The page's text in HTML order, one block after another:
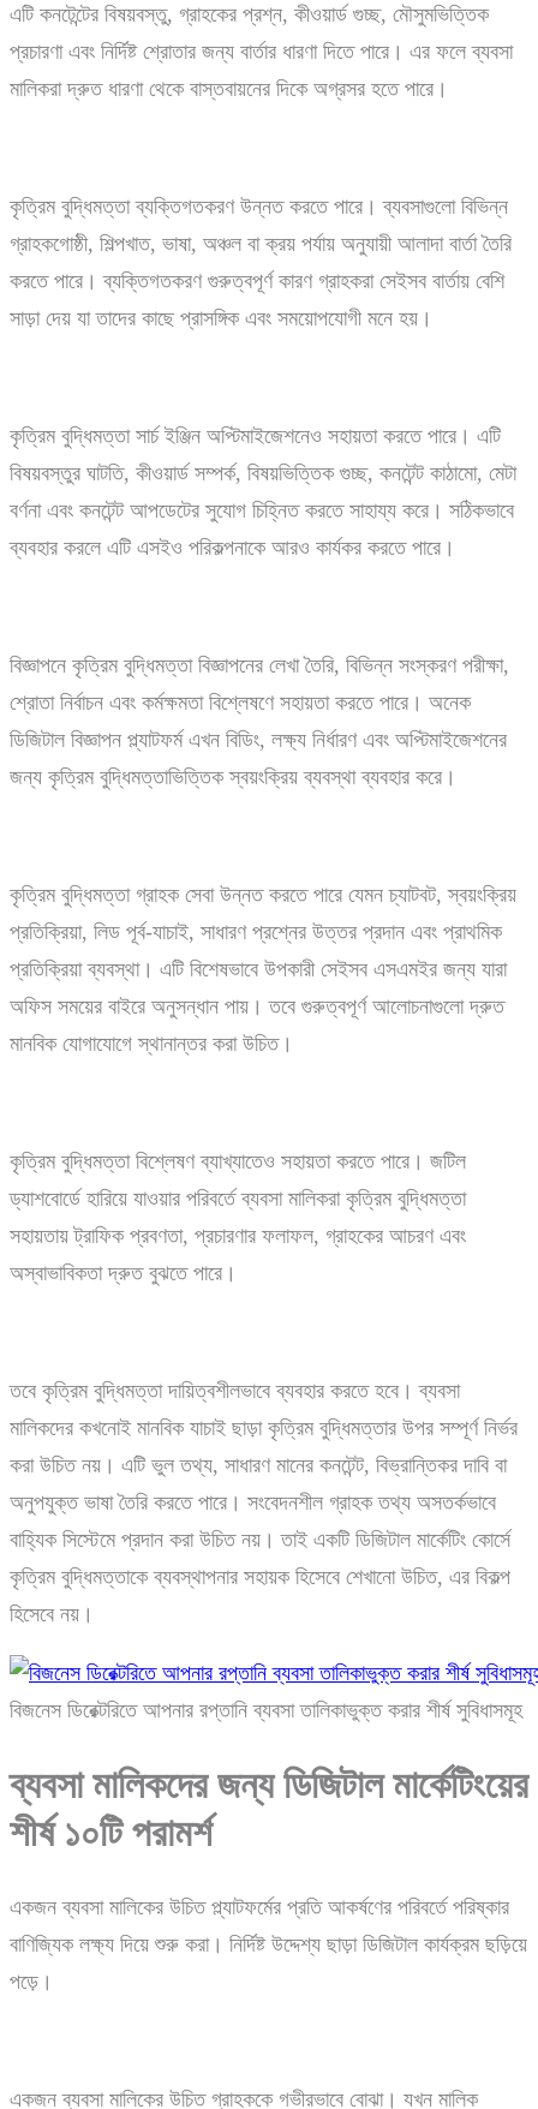
এটি কনটেন্টের বিষয়বস্তু, গ্রাহকের প্রশ্ন, কীওয়ার্ড গুচ্ছ, মৌসুমভিত্তিক
প্রচারণা এবং নির্দিষ্ট শ্রোতার জন্য বার্তার ধারণা দিতে পারে। এর ফলে ব্যবসা
মালিকরা দ্রুত ধারণা থেকে বাস্তবায়নের দিকে অগ্রসর হতে পারে।
কৃত্রিম বুদ্ধিমত্তা ব্যক্তিগতকরণ উন্নত করতে পারে। ব্যবসাগুলো বিভিন্ন
গ্রাহকগোষ্ঠী, শিল্পখাত, ভাষা, অঞ্চল বা ক্রয় পর্যায় অনুযায়ী আলাদা বার্তা তৈরি
করতে পারে। ব্যক্তিগতকরণ গুরুত্বপূর্ণ কারণ গ্রাহকরা সেইসব বার্তায় বেশি
সাড়া দেয় যা তাদের কাছে প্রাসঙ্গিক এবং সময়োপযোগী মনে হয়।
কৃত্রিম বুদ্ধিমত্তা সার্চ ইঞ্জিন অপ্টিমাইজেশনেও সহায়তা করতে পারে। এটি
বিষয়বস্তুর ঘাটতি, কীওয়ার্ড সম্পর্ক, বিষয়ভিত্তিক গুচ্ছ, কনটেন্ট কাঠামো, মেটা
বর্ণনা এবং কনটেন্ট আপডেটের সুযোগ চিহ্নিত করতে সাহায্য করে। সঠিকভাবে
ব্যবহার করলে এটি এসইও পরিকল্পনাকে আরও কার্যকর করতে পারে।
বিজ্ঞাপনে কৃত্রিম বুদ্ধিমত্তা বিজ্ঞাপনের লেখা তৈরি, বিভিন্ন সংস্করণ পরীক্ষা,
শ্রোতা নির্বাচন এবং কর্মক্ষমতা বিশ্লেষণে সহায়তা করতে পারে। অনেক
ডিজিটাল বিজ্ঞাপন প্ল্যাটফর্ম এখন বিডিং, লক্ষ্য নির্ধারণ এবং অপ্টিমাইজেশনের
জন্য কৃত্রিম বুদ্ধিমত্তাভিত্তিক স্বয়ংক্রিয় ব্যবস্থা ব্যবহার করে।
কৃত্রিম বুদ্ধিমত্তা গ্রাহক সেবা উন্নত করতে পারে যেমন চ্যাটবট, স্বয়ংক্রিয়
প্রতিক্রিয়া, লিড পূর্ব-যাচাই, সাধারণ প্রশ্নের উত্তর প্রদান এবং প্রাথমিক
প্রতিক্রিয়া ব্যবস্থা। এটি বিশেষভাবে উপকারী সেইসব এসএমইর জন্য যারা
অফিস সময়ের বাইরে অনুসন্ধান পায়। তবে গুরুত্বপূর্ণ আলোচনাগুলো দ্রুত
মানবিক যোগাযোগে স্থানান্তর করা উচিত।
কৃত্রিম বুদ্ধিমত্তা বিশ্লেষণ ব্যাখ্যাতেও সহায়তা করতে পারে। জটিল
ড্যাশবোর্ডে হারিয়ে যাওয়ার পরিবর্তে ব্যবসা মালিকরা কৃত্রিম বুদ্ধিমত্তা
সহায়তায় ট্রাফিক প্রবণতা, প্রচারণার ফলাফল, গ্রাহকের আচরণ এবং
অস্বাভাবিকতা দ্রুত বুঝতে পারে।
তবে কৃত্রিম বুদ্ধিমত্তা দায়িত্বশীলভাবে ব্যবহার করতে হবে। ব্যবসা
মালিকদের কখনোই মানবিক যাচাই ছাড়া কৃত্রিম বুদ্ধিমত্তার উপর সম্পূর্ণ নির্ভর
করা উচিত নয়। এটি ভুল তথ্য, সাধারণ মানের কনটেন্ট, বিভ্রান্তিকর দাবি বা
অনুপযুক্ত ভাষা তৈরি করতে পারে। সংবেদনশীল গ্রাহক তথ্য অসতর্কভাবে
বাহ্যিক সিস্টেমে প্রদান করা উচিত নয়। তাই একটি ডিজিটাল মার্কেটিং কোর্সে
কৃত্রিম বুদ্ধিমত্তাকে ব্যবস্থাপনার সহায়ক হিসেবে শেখানো উচিত, এর বিকল্প
হিসেবে নয়।
বিজনেস ডিরেক্টরিতে আপনার রপ্তানি ব্যবসা তালিকাভুক্ত করার শীর্ষ সুবিধাসমূহ
ব্যবসামালিকদেরজন্যডিজিটালমার্কেটিংয়ের
শীর্ষ ১০টিপরামর্শ
একজন ব্যবসা মালিকের উচিত প্ল্যাটফর্মের প্রতি আকর্ষণের পরিবর্তে পরিষ্কার
বাণিজ্যিক লক্ষ্য দিয়ে শুরু করা। নির্দিষ্ট উদ্দেশ্য ছাড়া ডিজিটাল কার্যক্রম ছড়িয়ে
পড়ে।
একজন ব্যবসা মালিকের উচিত গ্রাহককে গভীরভাবে বোঝা। যখন মালিক